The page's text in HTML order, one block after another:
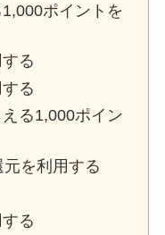
ポイントを
る
る
る1,000ポイン
を利用する
る